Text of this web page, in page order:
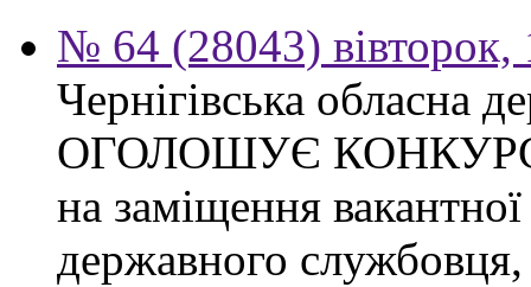
№ 64 (28043) вівторок,
Чернігівська обласна
ОГОЛОШУЄ
на заміщення
державного